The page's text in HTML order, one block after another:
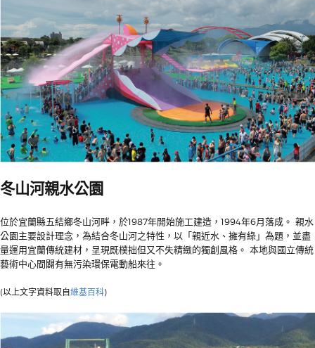
冬山河親水公園
位於宜蘭縣五結鄉冬山河畔，於1987年開始施工建造，1994年6月落成。 親水
公園主要設計理念，為結合冬山河之特性，以「親近水、擁有綠」為題，並盡
量運用宜蘭傳統建材，呈現既樸拙但又不失精緻的獨創風格。 本地與國立傳統
藝術中心間闢有無污染環保電動船來往。
(以上文字資料取自維基百科)